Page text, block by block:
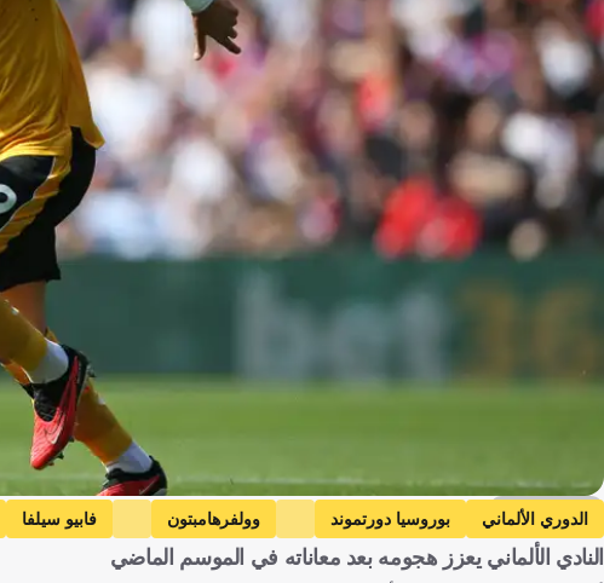
Getty Images
الدوري الألماني بوروسيا دورتموند وولفرهامبتون فابيو سيلفا
النادي الألماني يعزز هجومه بعد معاناته في الموسم الماضي